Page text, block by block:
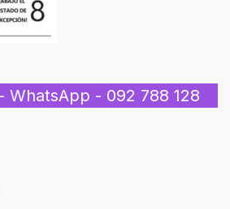
WhatsApp - 092 788 128